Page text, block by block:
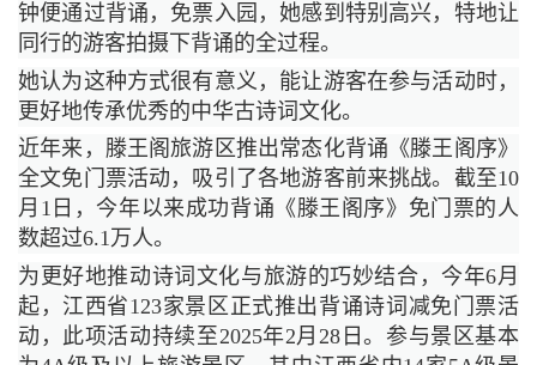
钟便通过背诵，免票入园，她感到特别高兴，特地让
同行的游客拍摄下背诵的全过程。
她认为这种方式很有意义，能让游客在参与活动时，
更好地传承优秀的中华古诗词文化。
近年来，滕王阁旅游区推出常态化背诵《滕王阁序》
全文免门票活动，吸引了各地游客前来挑战。截至10
月1日，今年以来成功背诵《滕王阁序》免门票的人
数超过6.1万人。
为更好地推动诗词文化与旅游的巧妙结合，今年6月
起，江西省123家景区正式推出背诵诗词减免门票活
动，此项活动持续至2025年2月28日。参与景区基本